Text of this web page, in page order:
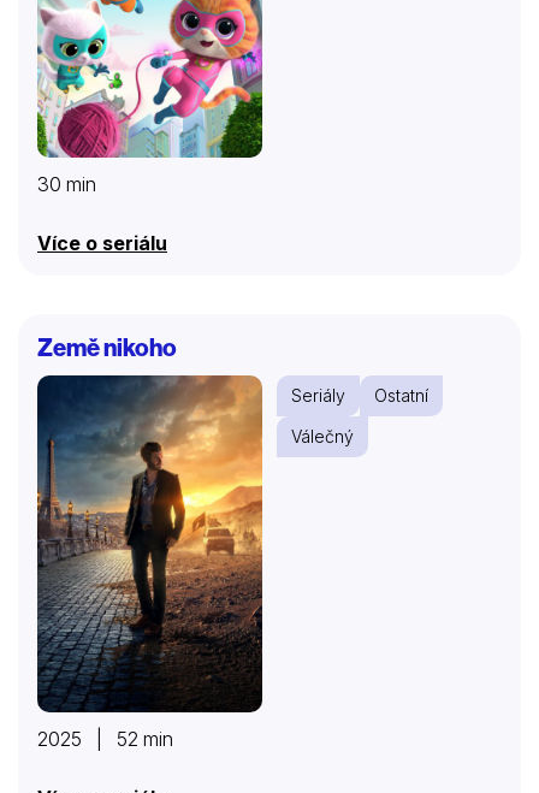
30 min
Více o seriálu
Země nikoho
Seriály
Ostatní
Válečný
2025 | 52 min